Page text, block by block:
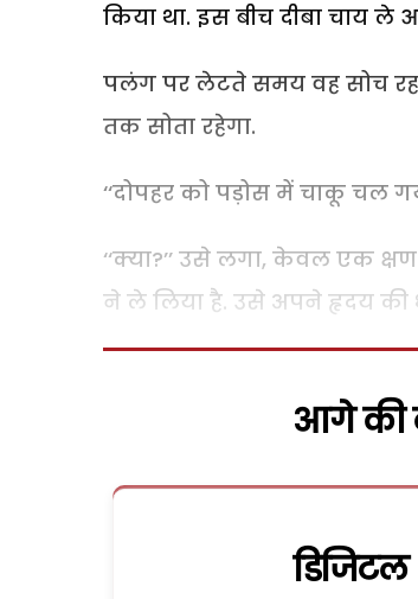
किया था. इस बीच दीबा चाय ले
पलंग पर लेटते समय वह सोच
तक सोता रहेगा.
‘‘दोपहर को पड़ोस में चाकू चल
‘‘क्या?’’ उसे लगा, केवल एक
ने ले लिया है. उसे अपने हृदय की
आगे की
डिजिटल